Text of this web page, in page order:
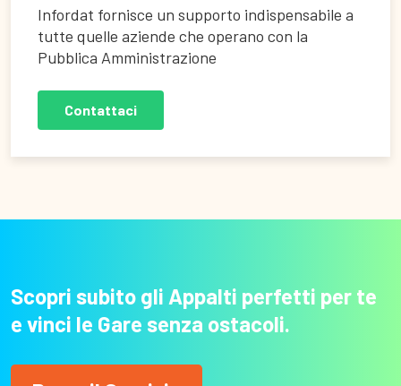
Infordat fornisce un supporto indispensabile a
tutte quelle aziende che operano con la
Pubblica Amministrazione
Contattaci
Scopri subito gli Appalti perfetti per te
e vinci le Gare senza ostacoli.